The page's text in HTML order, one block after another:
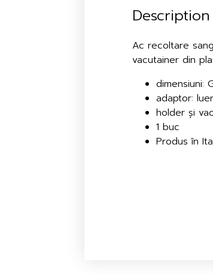
Description
Ac recoltare
vacutainer din
dimensiuni:
adaptor:
holder și
1 buc
Produs în